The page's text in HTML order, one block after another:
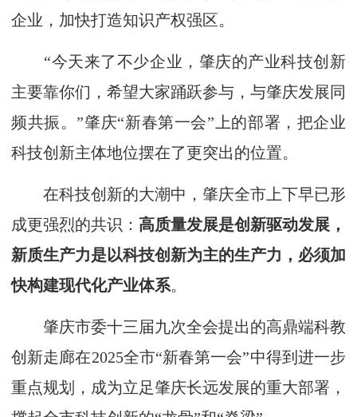
企业，加快打造知识产权强区。
“今天来了不少企业，肇庆的产业科技创新
主要靠你们，希望大家踊跃参与，与肇庆发展同
频共振。”肇庆“新春第一会”上的部署，把企业
科技创新主体地位摆在了更突出的位置。
在科技创新的大潮中，肇庆全市上下早已形
成更强烈的共识： 高质量发展是创新驱动发展，
新质生产力是以科技创新为主的生产力，必须加
快构建现代化产业体系。
肇庆市委十三届九次全会提出的高鼎端科教
创新走廊在2025全市“新春第一会”中得到进一步
重点规划，成为立足肇庆长远发展的重大部署，